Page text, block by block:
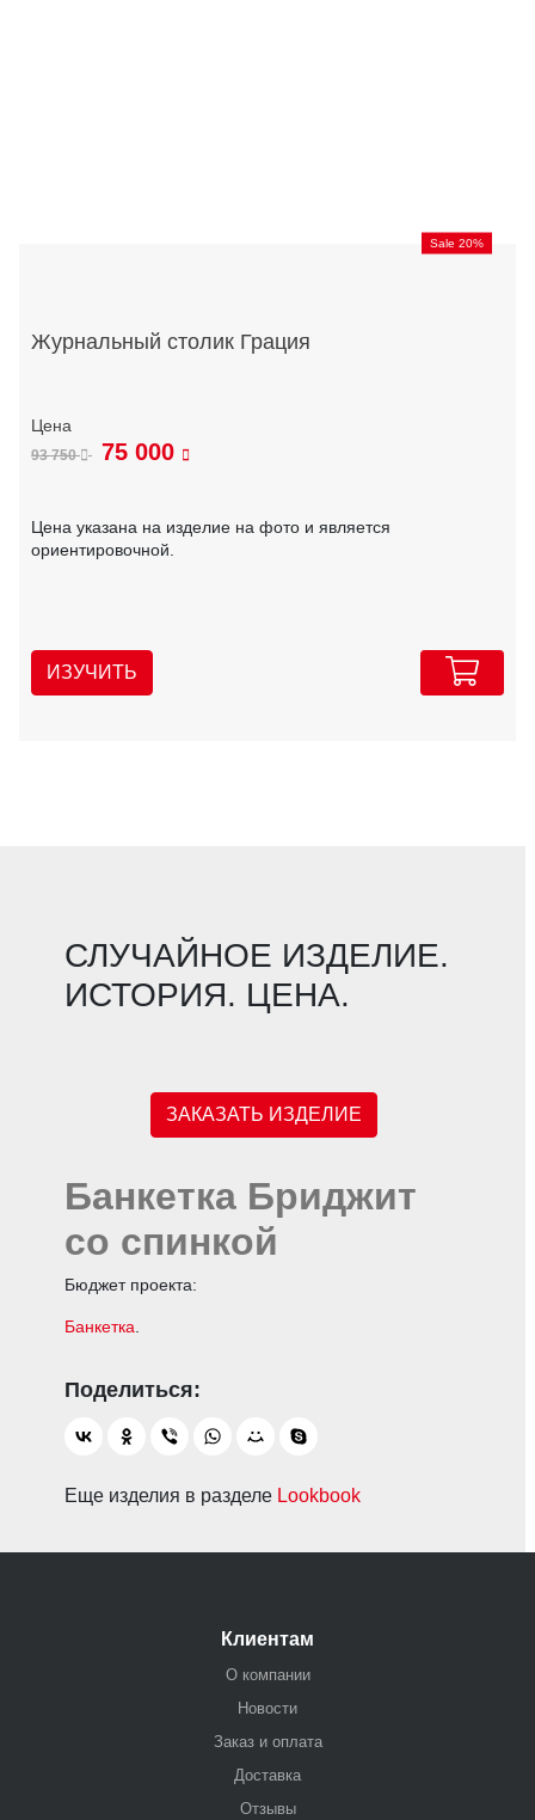
Sale 20%
Журнальный столик Грация
93 750 75 000
Цена указана на изделие на фото и является
ориентировочной.
ИЗУЧИТЬ
СЛУЧАЙНОЕ ИЗДЕЛИЕ.
ИСТОРИЯ. ЦЕНА.
ЗАКАЗАТЬ ИЗДЕЛИЕ
Банкетка Бриджит
со спинкой
Бюджет проекта:
Банкетка.
Еще изделия в разделе Lookbook
Клиентам
О компании
Новости
Заказ и оплата
Доставка
Отзывы